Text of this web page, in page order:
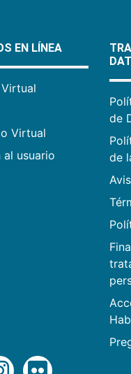
EN LÍNEA
Virtual
al usuario
de
de